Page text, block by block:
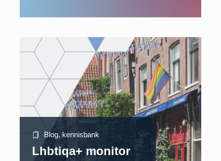
Blog, kennisbank
Lhbtiqa+ monitor